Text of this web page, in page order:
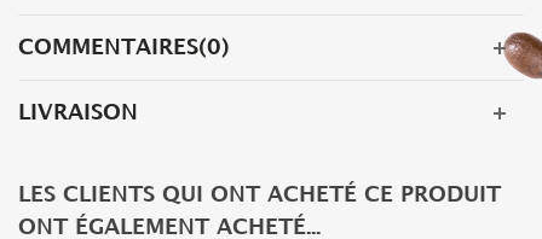
COMMENTAIRES(0)
LIVRAISON
LES CLIENTS QUI ONT ACHETÉ CE PRODUIT
ONT ÉGALEMENT ACHETÉ...